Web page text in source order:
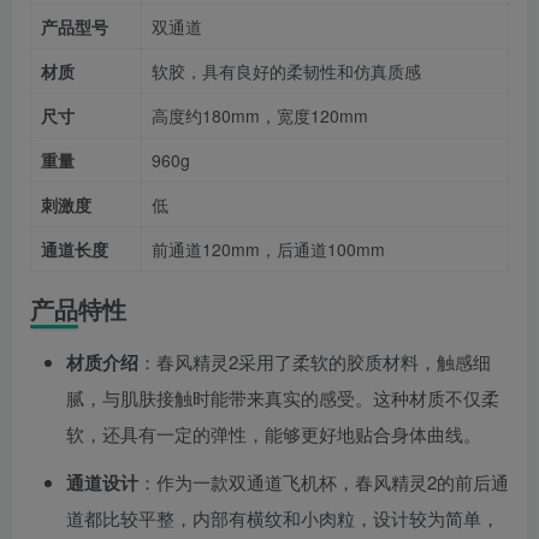
产品型号
双通道
材质
软胶，具有良好的柔韧性和仿真质感
尺寸
高度约180mm，宽度120mm
重量
960g
刺激度
低
通道长度
前通道120mm，后通道100mm
产品特性
材质介绍 ：春风精灵2采用了柔软的胶质材料，触感细
腻，与肌肤接触时能带来真实的感受。这种材质不仅柔
软，还具有一定的弹性，能够更好地贴合身体曲线。
通道设计 ：作为一款双通道飞机杯，春风精灵2的前后通
道都比较平整，内部有横纹和小肉粒，设计较为简单，